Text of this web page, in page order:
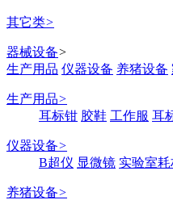
其它类>
器械设备>
生产用品 仪器设备 养猪设备
生产用品>
耳标钳 胶鞋 工作服 耳
仪器设备>
B超仪 显微镜 实验室耗
养猪设备>